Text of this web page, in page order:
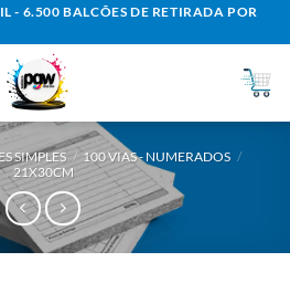
- 6.500 BALCÕES DE RETIRADA POR
SIMPLES / 100 VIAS - NUMERADOS /
21X30CM